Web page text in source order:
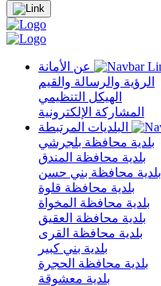
الرؤية والرسالة والقيم
الهيكل التنظيمي
المشاركة الإلكترونية
بلدية محافظة بلجرشي
بلدية محافظة المندق
بلدية محافظة بني حسن
بلدية محافظة قلوة
بلدية محافظة المخواة
بلدية محافظة العقيق
بلدية محافظة القرى
بلدية بني كبير
بلدية محافظة الحجرة
بلدية معشوقة